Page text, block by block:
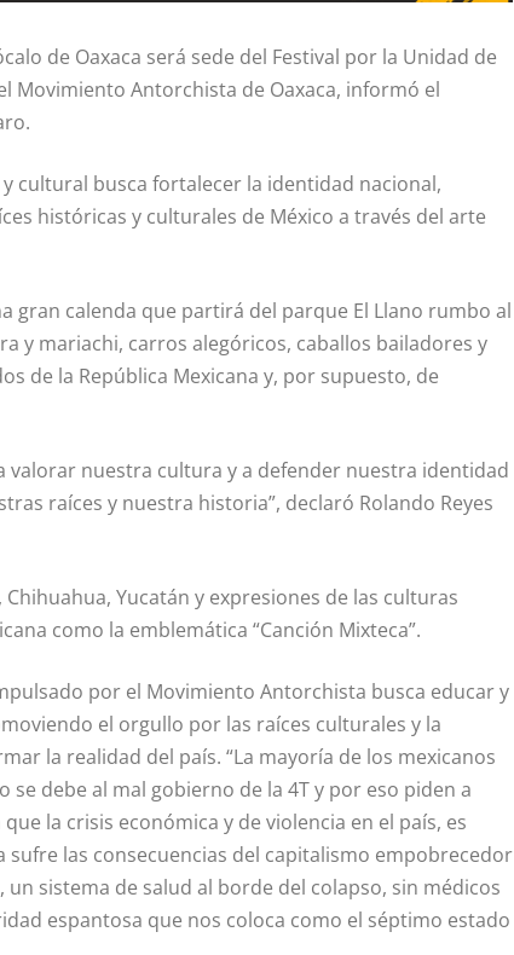
de Oaxaca será sede del Festival por la Unidad de
Movimiento Antorchista de Oaxaca, informó el
cultural busca fortalecer la identidad nacional,
históricas y culturales de México a través del arte
gran calenda que partirá del parque El Llano rumbo al
y mariachi, carros alegóricos, caballos bailadores y
de la República Mexicana y, por supuesto, de
valorar nuestra cultura y a defender nuestra identidad
raíces y nuestra historia”, declaró Rolando Reyes
Yucatán y expresiones de las culturas
como la emblemática “Canción Mixteca”.
por el Movimiento Antorchista busca educar y
el orgullo por las raíces culturales y la
la realidad del país. “La mayoría de los mexicanos
debe al mal gobierno de la 4T y por eso piden a
la crisis económica y de violencia en el país, es
las consecuencias del capitalismo empobrecedor
sistema de salud al borde del colapso, sin médicos
espantosa que nos coloca como el séptimo estado